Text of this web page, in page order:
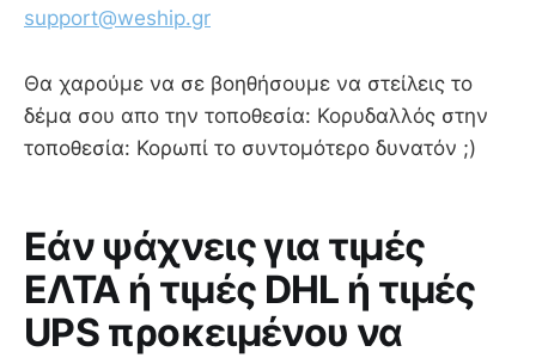
support@weship.gr
Θα χαρούμε να σε βοηθήσουμε να στείλεις το
δέμα σου απο την τοποθεσία: Κορυδαλλός στην
τοποθεσία: Κορωπί το συντομότερο δυνατόν ;)
Εάν ψάχνεις για τιμές
ΕΛΤΑ ή τιμές DHL ή τιμές
UPS προκειμένου να